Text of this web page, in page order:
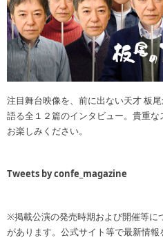
注目舞台映像を、前に出ない天才 板
語る全１２篇のインタビュー。貴重
お楽しみください。
Tweets by confe_magazine
※掲載公演の発売時期および開催等に
があります。公式サイト等で最新情